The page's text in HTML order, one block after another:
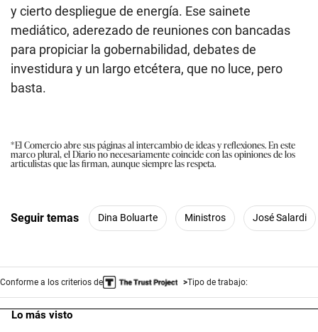
y cierto despliegue de energía. Ese sainete
mediático, aderezado de reuniones con bancadas
para propiciar la gobernabilidad, debates de
investidura y un largo etcétera, que no luce, pero
basta.
*El Comercio abre sus páginas al intercambio de ideas y reflexiones. En este
marco plural, el Diario no necesariamente coincide con las opiniones de los
articulistas que las firman, aunque siempre las respeta.
Seguir temas Dina Boluarte Ministros José Salardi
Conforme a los criterios de Tipo de trabajo:
Lo más visto